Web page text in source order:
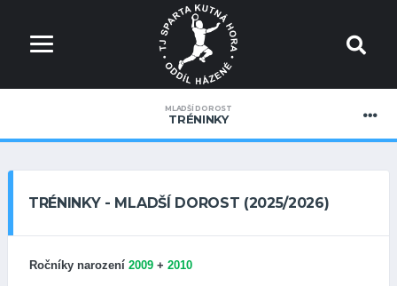
MLADŠÍ DOROST
TRÉNINKY
TRÉNINKY - MLADŠÍ DOROST (2025/2026)
Ročníky narození 2009 + 2010